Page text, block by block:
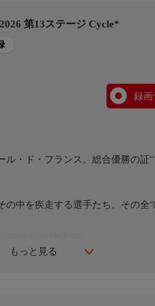
第13ステージ Cycle*
録画
もっと見る
・ド・フランス。総合優勝の証
中を疾走する選手たち。その全